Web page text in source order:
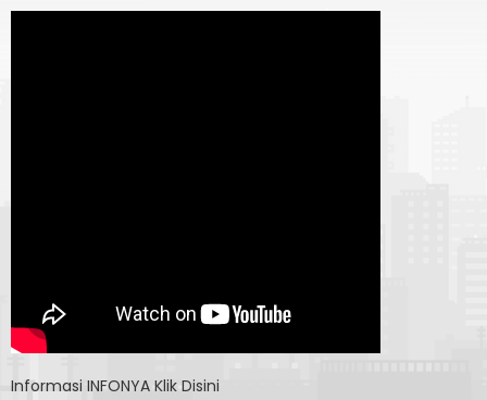
Informasi INFONYA Klik Disini